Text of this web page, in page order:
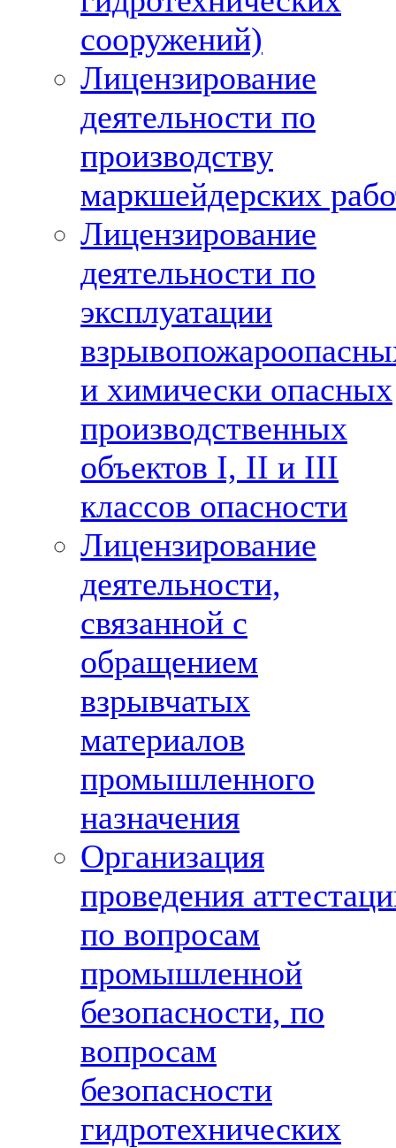
сооружений)
Лицензирование
деятельности по
производству
маркшейдерских
Лицензирование
деятельности по
эксплуатации
и химически опасных
производственных
объектов I, II и III
классов опасности
Лицензирование
деятельности,
связанной с
обращением
взрывчатых
материалов
промышленного
назначения
Организация
проведения
по вопросам
промышленной
безопасности, по
вопросам
безопасности
гидротехнических